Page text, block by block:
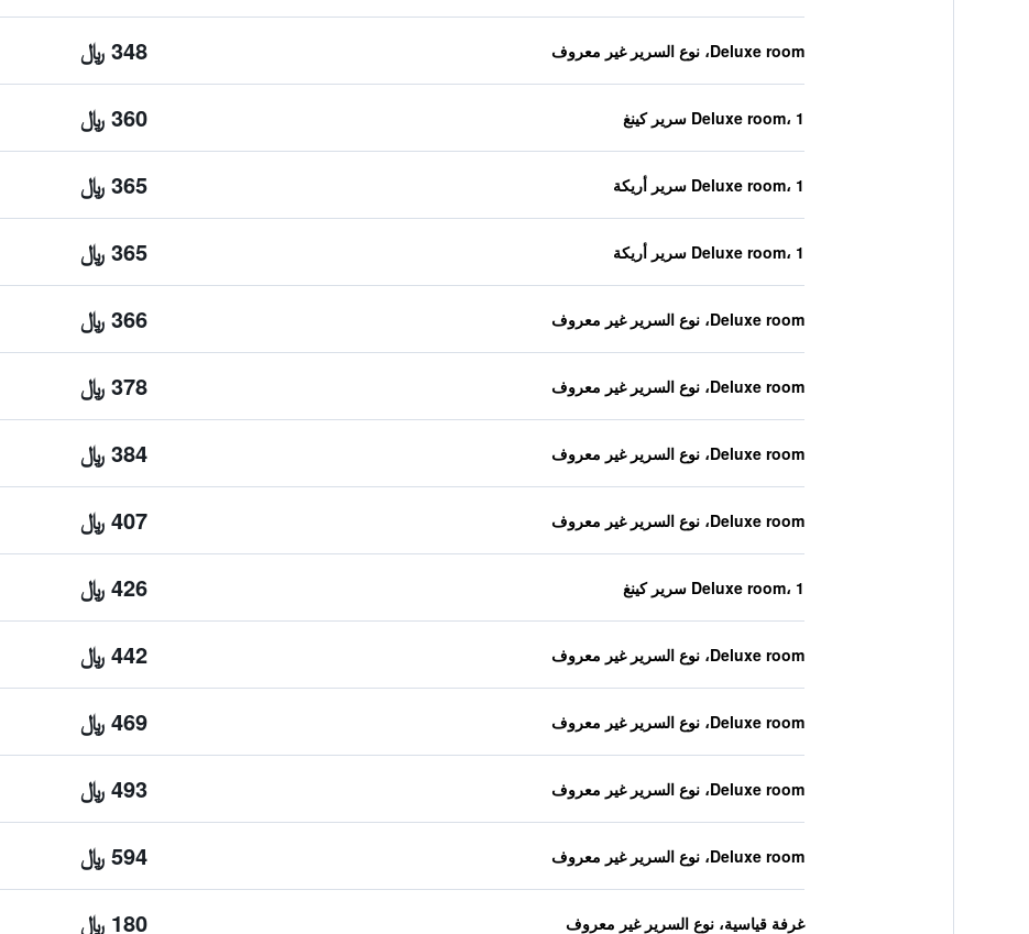
Deluxe room، نوع السرير غير معروف 348 ﷼
Deluxe room، 1 سرير كينغ 360 ﷼
Deluxe room، 1 سرير أريكة 365 ﷼
Deluxe room، 1 سرير أريكة 365 ﷼
Deluxe room، نوع السرير غير معروف 366 ﷼
Deluxe room، نوع السرير غير معروف 378 ﷼
Deluxe room، نوع السرير غير معروف 384 ﷼
Deluxe room، نوع السرير غير معروف 407 ﷼
Deluxe room، 1 سرير كينغ 426 ﷼
Deluxe room، نوع السرير غير معروف 442 ﷼
Deluxe room، نوع السرير غير معروف 469 ﷼
Deluxe room، نوع السرير غير معروف 493 ﷼
Deluxe room، نوع السرير غير معروف 594 ﷼
غرفة قياسية، نوع السرير غير معروف 180 ﷼